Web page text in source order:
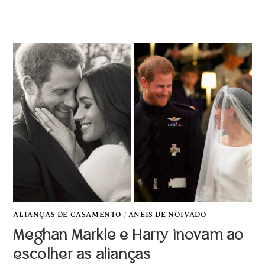
ALIANÇAS DE CASAMENTO / ANÉIS DE NOIVADO
Meghan Markle e Harry inovam ao
escolher as alianças